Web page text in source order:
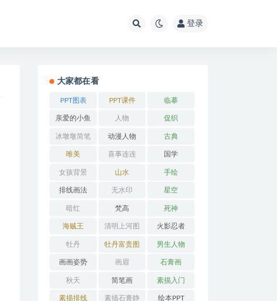
登录
大家都在看
PPT图表 PPT课件 临摹
亲爱的小鱼 人物 促织
冰墩墩简笔
画
动漫人物 古典
唯美 喜事连连 国学
女孩背景 山水 手绘
排线画法 无水印 星空
暗红 梵高 死神
海贼王 清明上河图 火影忍者
牡丹 牡丹富贵图 男生人物
画画姿势 画眉 石膏画
秋天 简笔画 素描入门
素描排线 素描石膏静 绘本PPT